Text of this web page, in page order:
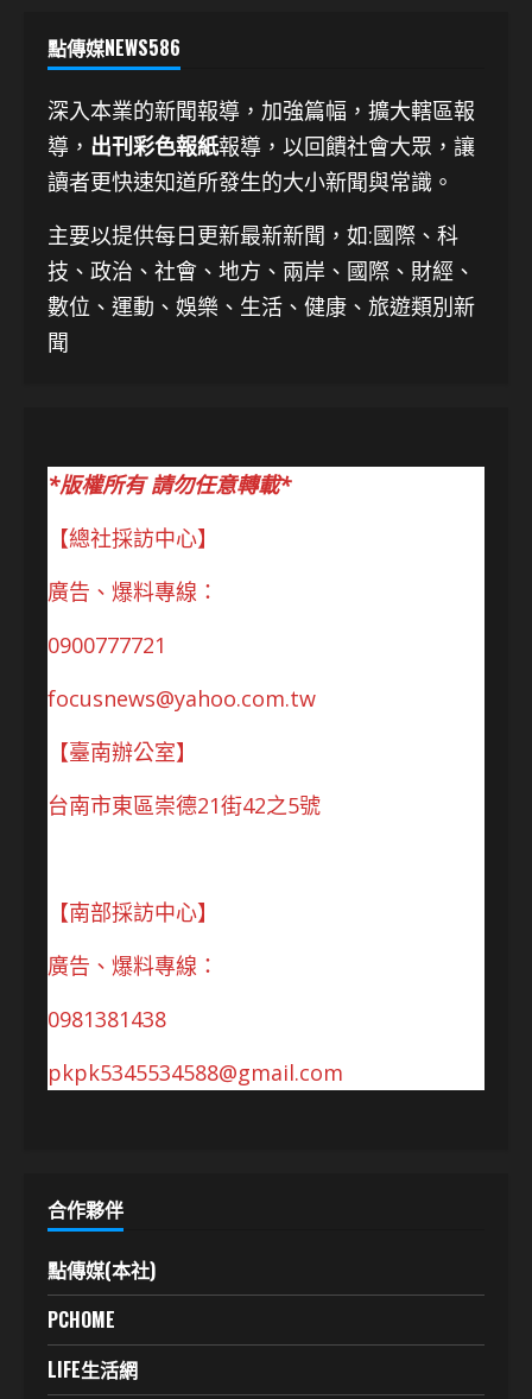
點傳媒NEWS586
深入本業的新聞報導，加強篇幅，擴大轄區報
導， 出刊彩色報紙報導，以回饋社會大眾，讓
讀者更快速知道所發生的大小新聞與常識。
主要以提供每日更新最新新聞 ，如:國際、科
技、 政治、社會、地方、兩岸、國際、財經、
數位、運動、娛樂、生活、健康、旅遊類別新
聞
*版權所有 請勿任意轉載*
【總社採訪中心】
廣告、爆料專線：
0900777721
focusnews@yahoo.com.tw
【臺南辦公室】
台南市東區崇德21街42之5號
【南部採訪中心】
廣告、爆料專線：
0981381438
pkpk5345534588@gmail.com
合作夥伴
點傳媒(本社)
PCHOME
LIFE生活網